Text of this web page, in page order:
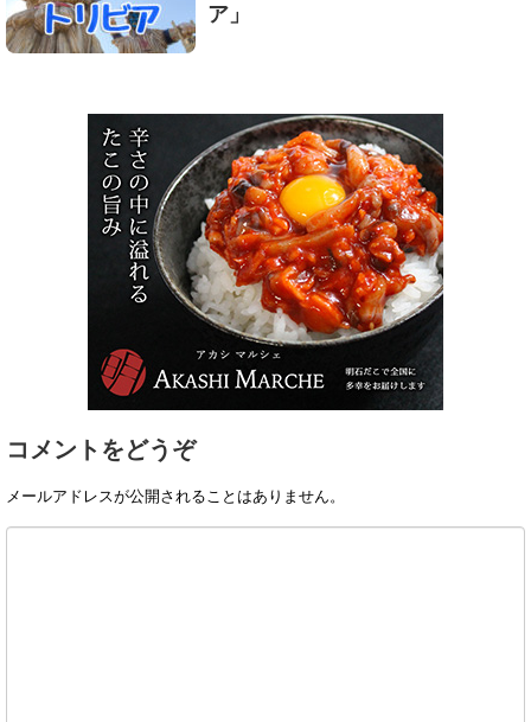
ア」
コメントをどうぞ
メールアドレスが公開されることはありません。